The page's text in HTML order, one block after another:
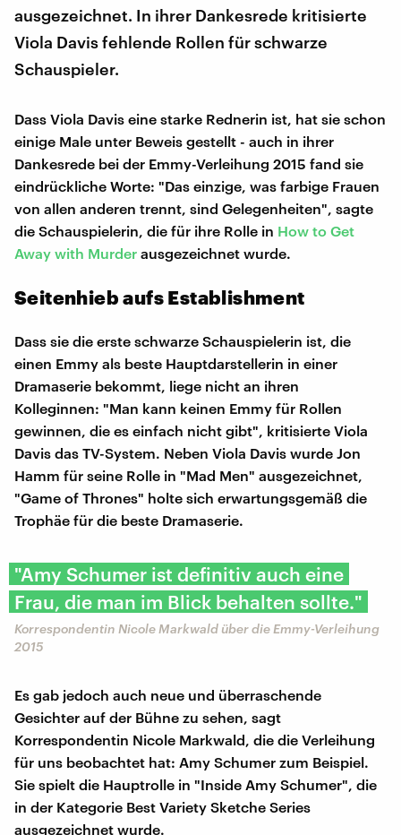
ausgezeichnet. In ihrer Dankesrede kritisierte
Viola Davis fehlende Rollen für schwarze
Schauspieler.
Dass Viola Davis eine starke Rednerin ist, hat sie schon
einige Male unter Beweis gestellt - auch in ihrer
Dankesrede bei der Emmy-Verleihung 2015 fand sie
eindrückliche Worte: "Das einzige, was farbige Frauen
von allen anderen trennt, sind Gelegenheiten", sagte
die Schauspielerin, die für ihre Rolle in How to Get
Away with Murder ausgezeichnet wurde.
Seitenhieb aufs Establishment
Dass sie die erste schwarze Schauspielerin ist, die
einen Emmy als beste Hauptdarstellerin in einer
Dramaserie bekommt, liege nicht an ihren
Kolleginnen: "Man kann keinen Emmy für Rollen
gewinnen, die es einfach nicht gibt", kritisierte Viola
Davis das TV-System. Neben Viola Davis wurde Jon
Hamm für seine Rolle in "Mad Men" ausgezeichnet,
"Game of Thrones" holte sich erwartungsgemäß die
Trophäe für die beste Dramaserie.
"Amy Schumer ist definitiv auch eine
Frau, die man im Blick behalten sollte."
Korrespondentin Nicole Markwald über die Emmy-Verleihung
2015
Es gab jedoch auch neue und überraschende
Gesichter auf der Bühne zu sehen, sagt
Korrespondentin Nicole Markwald, die die Verleihung
für uns beobachtet hat: Amy Schumer zum Beispiel.
Sie spielt die Hauptrolle in "Inside Amy Schumer", die
in der Kategorie Best Variety Sketche Series
ausgezeichnet wurde.